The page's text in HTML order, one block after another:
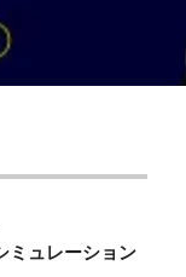
ミュレーション